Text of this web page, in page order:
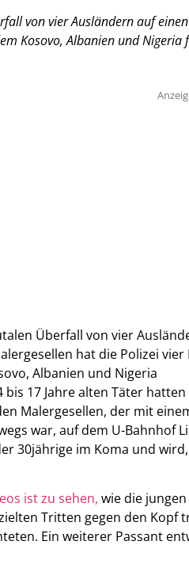
von vier Ausländern auf
Kosovo, Albanien und
Überfall von vier
hat die Polizei
Albanien und Nigeria
17 Jahre alten Täter hatten
Malergesellen, der mit
war, auf dem U-Bahnhof
30jährige im Koma und
ist zu sehen, wie die
Tritten gegen den Kopf
Ein weiterer Passant